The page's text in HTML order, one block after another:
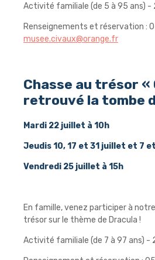
Activité familiale (de 5 à 95 ans) -
Renseignements et réservation :
musee.civaux@orange.fr
Chasse au trésor «
retrouvé la tombe
Mardi 22 juillet à 10h
Jeudis 10, 17 et 31 juillet et 7
Vendredi 25 juillet à 15h
En famille, venez participer à
trésor sur le thème de Dracula !
Activité familiale (de 7 à 97 ans) -